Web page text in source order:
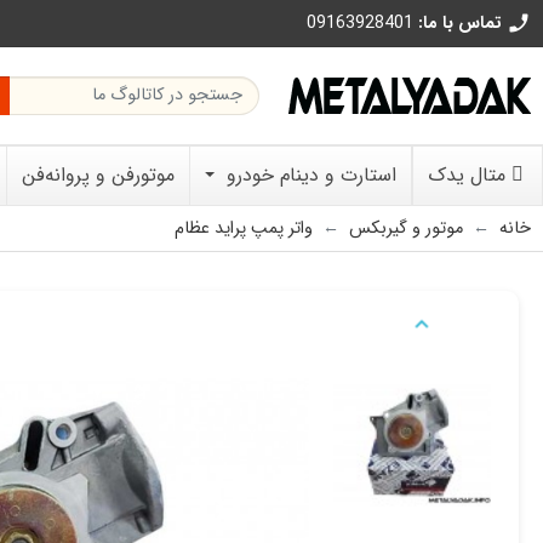
call تماس با ما: 09163928401
متال یدک استارت و دینام خودرو موتورفن و پروانه‌فن
خانه موتور و گیربکس واتر پمپ پراید عظام
